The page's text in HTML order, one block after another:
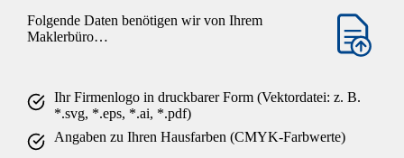
Folgende Daten benötigen wir von Ihrem
Maklerbüro…
Ihr Firmenlogo in druckbarer Form (Vektordatei: z. B.
*.svg, *.eps, *.ai, *.pdf)
Angaben zu Ihren Hausfarben (CMYK-Farbwerte)